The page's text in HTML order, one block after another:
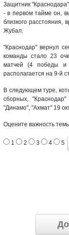
Защитник
- в первом тайме он,
близкого
Жубал.
"Краснодар" вернул
команды стало 23
матчей (4 победы и
располагается на 9-й
В следующем туре,
сборных,
"Динамо", "Ахмат" 19
Оцените важность
1 2 3 4 5